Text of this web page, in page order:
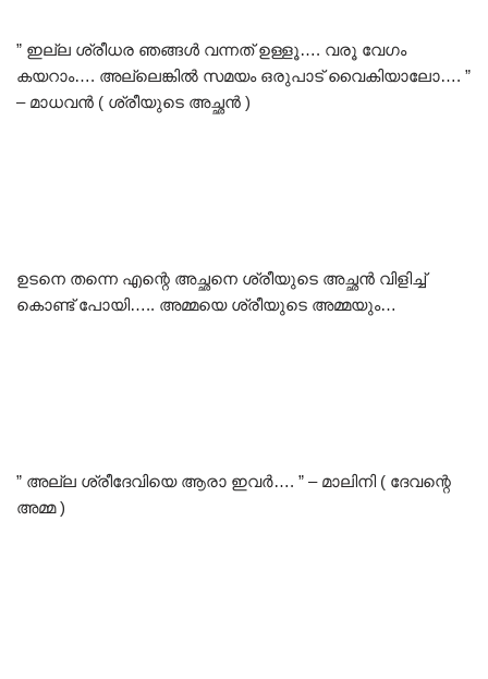
” ഇല്ല ശ്രീധര ഞങ്ങൾ വന്നത് ഉള്ളൂ…. വരൂ വേഗം
കയറാം…. അല്ലെങ്കിൽ സമയം ഒരുപാട് വൈകിയാലോ…. ”
– മാധവൻ ( ശ്രീയുടെ അച്ഛൻ )
ഉടനെ തന്നെ എന്റെ അച്ഛനെ ശ്രീയുടെ അച്ഛൻ വിളിച്ച്
കൊണ്ട് പോയി….. അമ്മയെ ശ്രീയുടെ അമ്മയും…
” അല്ല ശ്രീദേവിയെ ആരാ ഇവർ…. ” – മാലിനി ( ദേവന്റെ
അമ്മ )